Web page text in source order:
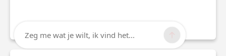
Zeg me wat je wilt, ik vind het...